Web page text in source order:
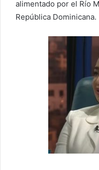
alimentado por el Río
República Dominicana.